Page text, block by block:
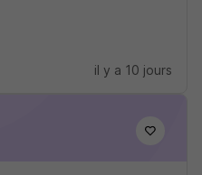
il y a 10 jours